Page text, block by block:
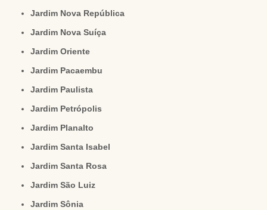
Jardim Nova República
Jardim Nova Suíça
Jardim Oriente
Jardim Pacaembu
Jardim Paulista
Jardim Petrópolis
Jardim Planalto
Jardim Santa Isabel
Jardim Santa Rosa
Jardim São Luiz
Jardim Sônia